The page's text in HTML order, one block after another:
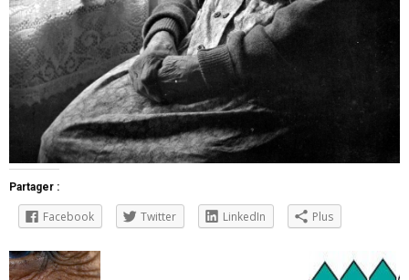
Partager :
Facebook Twitter LinkedIn Plus